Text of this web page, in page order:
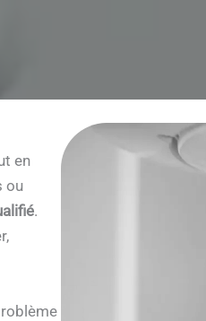
en
ou
.